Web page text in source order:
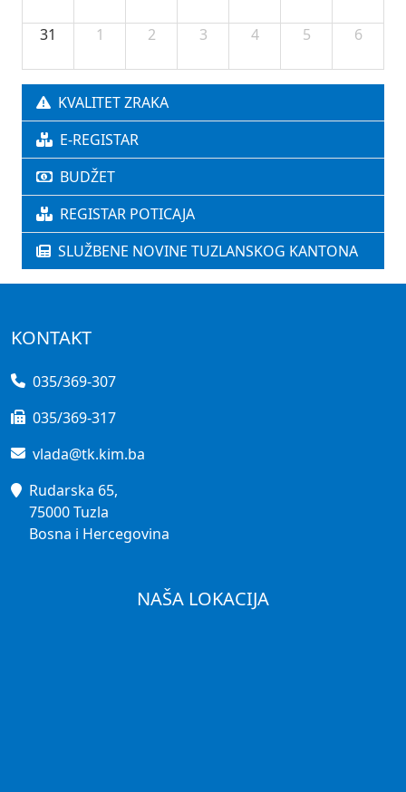
31 1 2 3 4 5 6
KVALITET ZRAKA
E-REGISTAR
BUDŽET
REGISTAR POTICAJA
SLUŽBENE NOVINE TUZLANSKOG KANTONA
KONTAKT
035/369-307
035/369-317
vlada@tk.kim.ba
Rudarska 65,
75000 Tuzla
Bosna i Hercegovina
NAŠA LOKACIJA